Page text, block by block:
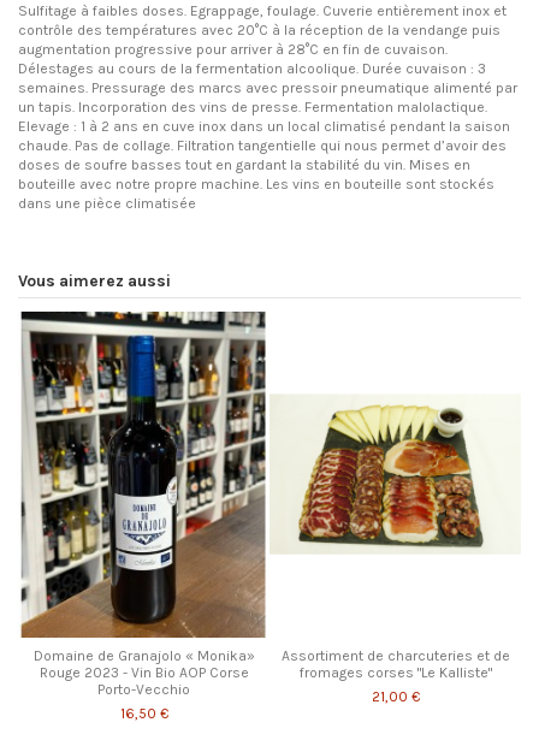
Sulfitage à faibles doses. Egrappage, foulage. Cuverie entièrement inox et
contrôle des températures avec 20°C à la réception de la vendange puis
augmentation progressive pour arriver à 28°C en fin de cuvaison.
Délestages au cours de la fermentation alcoolique. Durée cuvaison : 3
semaines. Pressurage des marcs avec pressoir pneumatique alimenté par
un tapis. Incorporation des vins de presse. Fermentation malolactique.
Elevage : 1 à 2 ans en cuve inox dans un local climatisé pendant la saison
chaude. Pas de collage. Filtration tangentielle qui nous permet d’avoir des
doses de soufre basses tout en gardant la stabilité du vin. Mises en
bouteille avec notre propre machine. Les vins en bouteille sont stockés
dans une pièce climatisée
Vous aimerez aussi
Domaine de Granajolo « Monika»
Rouge 2023 - Vin Bio AOP Corse
Porto-Vecchio
16,50 €
Assortiment de charcuteries et de
fromages corses "Le Kalliste"
21,00 €